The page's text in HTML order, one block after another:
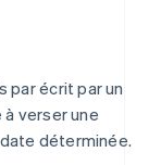
par écrit par un
à verser une
déterminée.